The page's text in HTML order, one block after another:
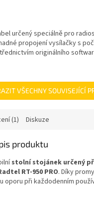
určený speciálně pro
propojení vysílačky s
originálního
VŠECHNY SOUVISEJÍCÍ
(1) Diskuze
produktu
stolní stojánek určený
RT-950 PRO. Díky
oporu při každodenním